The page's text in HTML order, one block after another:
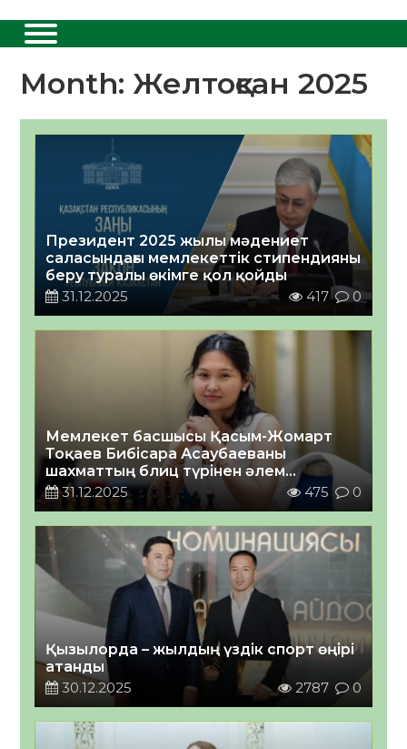
Month: Желтоқсан 2025
Президент 2025 жылы мәдениет
саласындағы мемлекеттік стипендияны
беру туралы өкімге қол қойды
31.12.2025
417 0
Мемлекет басшысы Қасым-Жомарт
Тоқаев Бибісара Асаубаеваны
шахматтың блиц түрінен әлем
чемпионатындағы жеңісімен
құттықтады
31.12.2025 475 0
Қызылорда – жылдың үздік спорт өңірі
атанды
30.12.2025
2787 0